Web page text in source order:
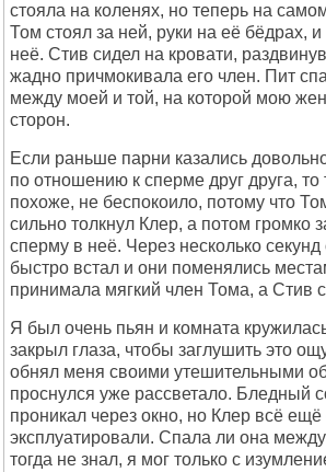
стояла на коленях, но теперь на
Том стоял за ней, руки на её бёдрах, и
неё. Стив сидел на кровати,
жадно причмокивала его член. Пит
между моей и той, на которой мою
сторон.
Если раньше парни казались
по отношению к сперме друг друга, то
похоже, не беспокоило, потому что
сильно толкнул Клер, а потом громко
сперму в неё. Через несколько
быстро встал и они поменялись
принимала мягкий член Тома, а Стив
Я был очень пьян и комната
закрыл глаза, чтобы заглушить это
обнял меня своими утешительными
проснулся уже рассветало. Бледный
проникал через окно, но Клер всё ещё
эксплуатировали. Спала ли она
тогда не знал, я мог только с